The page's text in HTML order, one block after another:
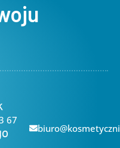
67